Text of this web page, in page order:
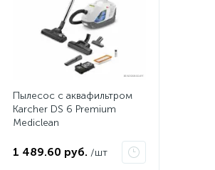
Пылесос с аквафильтром
Karcher DS 6 Premium
Mediclean
1 489.60 руб. /шт